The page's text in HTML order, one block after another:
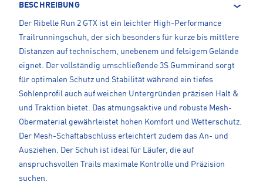
BESCHREIBUNG
Der Ribelle Run 2 GTX ist ein leichter High-Performance
Trailrunningschuh, der sich besonders für kurze bis mittlere
Distanzen auf technischem, unebenem und felsigem Gelände
eignet. Der vollständig umschließende 3S Gummirand sorgt
für optimalen Schutz und Stabilität während ein tiefes
Sohlenprofil auch auf weichen Untergründen präzisen Halt &
und Traktion bietet. Das atmungsaktive und robuste Mesh-
Obermaterial gewährleistet hohen Komfort und Wetterschutz.
Der Mesh-Schaftabschluss erleichtert zudem das An- und
Ausziehen. Der Schuh ist ideal für Läufer, die auf
anspruchsvollen Trails maximale Kontrolle und Präzision
suchen.